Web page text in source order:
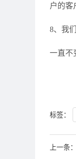
户的客
8、我
一直不
标签：
上一条：